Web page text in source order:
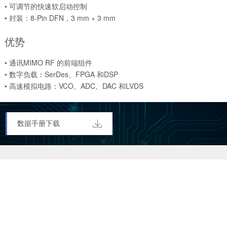
• 可调节的快速软启动控制
• 封装：8-Pin DFN，3 mm × 3 mm
优势
• 通讯MIMO RF 的前端组件
• 数字负载：SerDes、FPGA 和DSP
• 高速模拟电路：VCO、ADC、DAC 和LVDS
数据手册下载 